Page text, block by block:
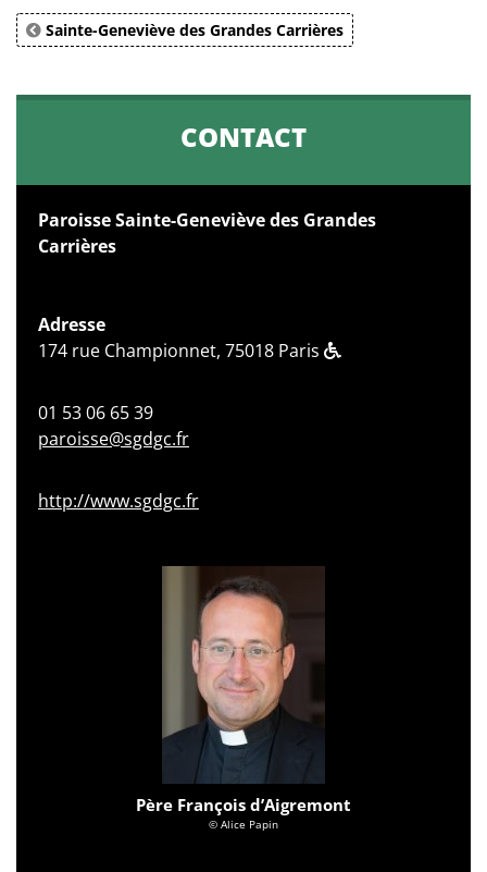
Sainte-Geneviève des Grandes Carrières
CONTACT
Paroisse Sainte-Geneviève des Grandes
Carrières
Adresse
174 rue Championnet, 75018 Paris
01 53 06 65 39
paroisse@sgdgc.fr
http://www.sgdgc.fr
Père François d’Aigremont
© Alice Papin